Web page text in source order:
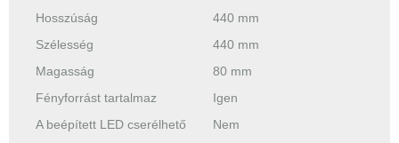
Hosszúság
440 mm
Szélesség
440 mm
Magasság
80 mm
Fényforrást tartalmaz
Igen
A beépített LED cserélhető
Nem